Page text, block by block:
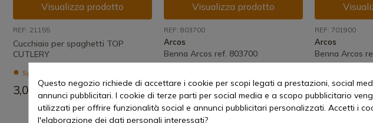
Visualizza prodotto
REF: 21155
Cucchiaio per spaghetti TOP
CUTLERY
Spedizione in 7-15 giorni
3,00 €
Visualizza prodotto
REF: 803700
Arcos
Benna Arcos ref. 803700
4,95 €
REF: 701900
Arcos
Benna Arcos
3,50 €
Questo negozio richiede di accettare i cookie per scopi legati a prestazioni, social
annunci pubblicitari. I cookie di terze parti per social media e a scopo pubblicitario
utilizzati per offrire funzionalità social e annunci pubblicitari personalizzati. Accetti i
l'elaborazione dei dati personali interessati?